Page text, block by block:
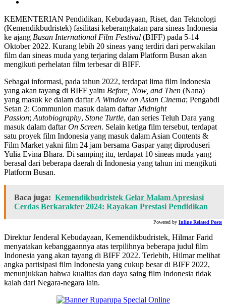
KEMENTERIAN Pendidikan, Kebudayaan, Riset, dan Teknologi
(Kemendikbudristek) fasilitasi keberangkatan para sineas Indonesia
ke ajang Busan International Film Festival (BIFF) pada 5-14
Oktober 2022. Kurang lebih 20 sineas yang terdiri dari perwakilan
film dan sineas muda yang terjaring dalam Platform Busan akan
mengikuti perhelatan film terbesar di BIFF.
Sebagai informasi, pada tahun 2022, terdapat lima film Indonesia
yang akan tayang di BIFF yaitu Before, Now, and Then (Nana)
yang masuk ke dalam daftarA Window on Asian Cinema; Pengabdi
Setan 2: Communion masuk dalam daftarMidnight
Passion;Autobiography, Stone Turtle, dan series Teluh Dara yang
masuk dalam daftarOn Screen. Selain ketiga film tersebut, terdapat
satu proyek film Indonesia yang masuk dalam Asian Contents &
Film Market yakni film 24 jam bersama Gaspar yang diproduseri
Yulia Evina Bhara. Di samping itu, terdapat 10 sineas muda yang
berasal dari beberapa daerah di Indonesia yang tahun ini mengikuti
Platform Busan.
Baca juga: Kemendikbudristek Gelar Malam Apresiasi
Cerdas Berkarakter 2024: Rayakan Prestasi Pendidikan
Powered by Inline Related Posts
Direktur Jenderal Kebudayaan, Kemendikbudristek, Hilmar Farid
menyatakan kebanggaannya atas terpilihnya beberapa judul film
Indonesia yang akan tayang di BIFF 2022. Terlebih, Hilmar melihat
angka partisipasi film Indonesia yang cukup besar di BIFF 2022,
menunjukkan bahwa kualitas dan daya saing film Indonesia tidak
kalah dari Negara-negara lain.